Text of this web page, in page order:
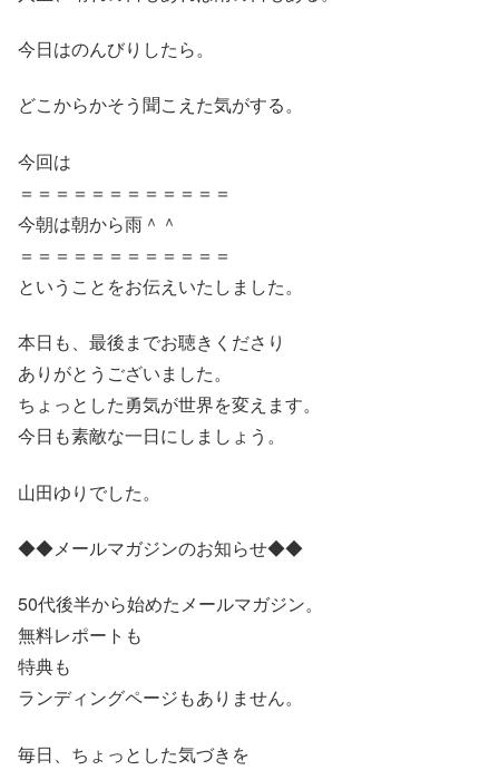
今日はのんびりしたら。
どこからかそう聞こえた気がする。
今回は
＝＝＝＝＝＝＝＝＝＝＝＝
今朝は朝から雨＾＾
＝＝＝＝＝＝＝＝＝＝＝＝
ということをお伝えいたしました。
本日も、最後までお聴きくださり
ありがとうございました。
ちょっとした勇気が世界を変えます。
今日も素敵な一日にしましょう。
山田ゆりでした。
◆◆メールマガジンのお知らせ◆◆
50代後半から始めたメールマガジン。
無料レポートも
特典も
ランディングページもありません。
毎日、ちょっとした気づきを